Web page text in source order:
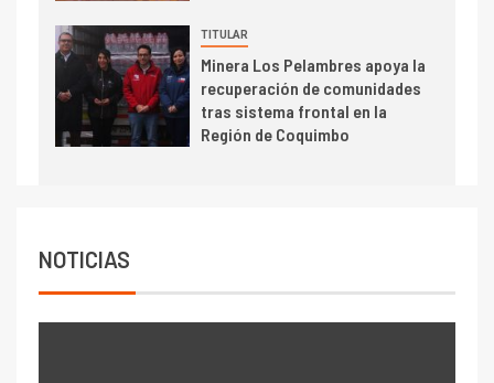
6
BHP proyecta producción de
cobre cercana a 2 millones de
toneladas tras récord en
Escondida
TITULAR
Minera Los Pelambres apoya la
recuperación de comunidades
tras sistema frontal en la
Región de Coquimbo
NOTICIAS